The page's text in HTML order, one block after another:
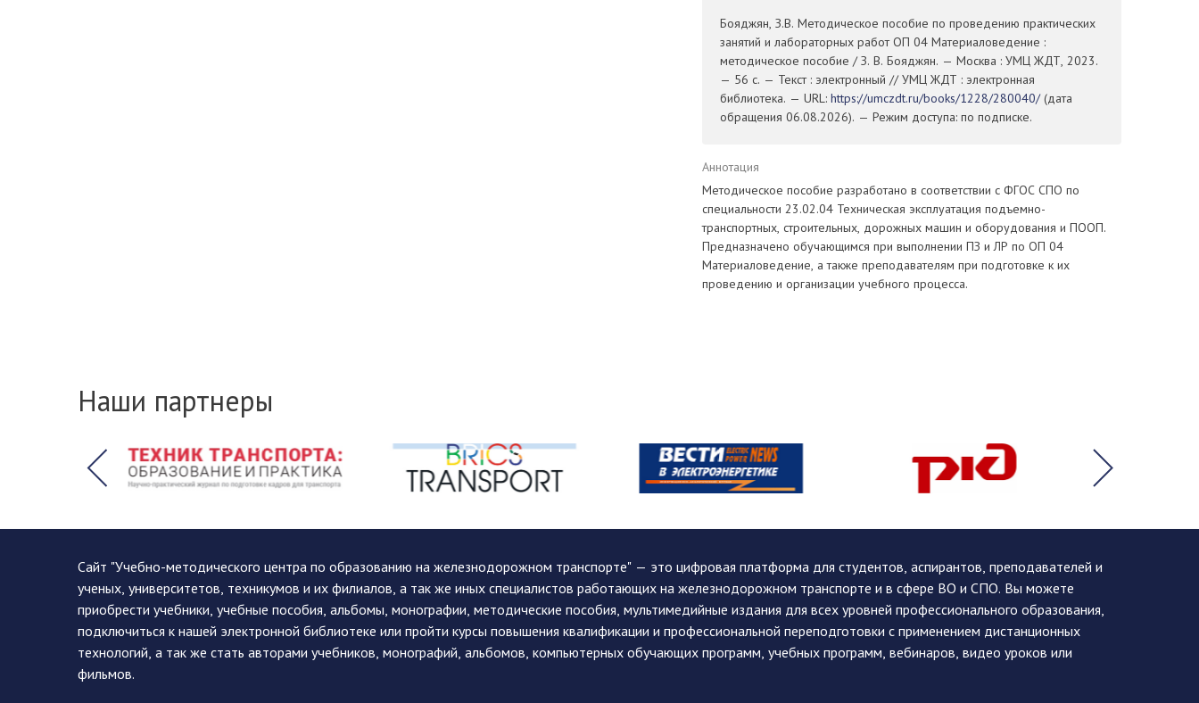
Бояджян, З.В. Методическое пособие по проведению практических
занятий и лабораторных работ ОП 04 Материаловедение :
методическое пособие / З. В. Бояджян. — Москва : УМЦ ЖДТ, 2023.
— 56 с. — Текст : электронный // УМЦ ЖДТ : электронная
библиотека. — URL: https://umczdt.ru/books/1228/280040/(дата
обращения 06.08.2026). — Режим доступа: по подписке.
Аннотация
Методическое пособие разработано в соответствии с ФГОС СПО по
специальности 23.02.04 Техническая эксплуатация подъемно-
транспортных, строительных, дорожных машин и оборудования и ПООП.
Предназначено обучающимся при выполнении ПЗ и ЛР по ОП 04
Материаловедение, а также преподавателям при подготовке к их
проведению и организации учебного процесса.
Наши партнеры
Сайт "Учебно-методического центра по образованию на железнодорожном транспорте" — это цифровая платформа для студентов, аспирантов, преподавателей и
ученых, университетов, техникумов и их филиалов, а так же иных специалистов работающих на железнодорожном транспорте и в сфере ВО и СПО. Вы можете
приобрести учебники, учебные пособия, альбомы, монографии, методические пособия, мультимедийные издания для всех уровней профессионального образования,
подключиться к нашей электронной библиотеке или пройти курсы повышения квалификации и профессиональной переподготовки с применением дистанционных
технологий, а так же стать авторами учебников, монографий, альбомов, компьютерных обучающих программ, учебных программ, вебинаров, видео уроков или
фильмов.